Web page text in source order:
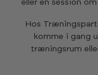
eller en session
Hos
komme i gang
træningsrum